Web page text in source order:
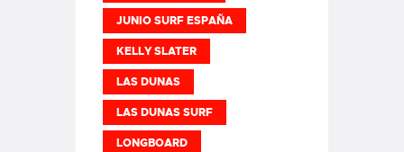
JUNIO SURF ESPAÑA
KELLY SLATER
LAS DUNAS
LAS DUNAS SURF
LONGBOARD